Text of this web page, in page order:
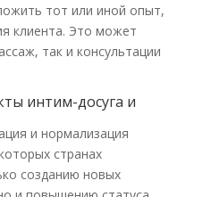
тот или иной опыт,
клиента. Это может
так и консультации
интим-досуга и
и нормализация
странах
созданию новых